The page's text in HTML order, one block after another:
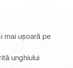
mai ușoară pe
unghiului